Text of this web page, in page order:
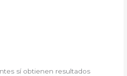
sí obtienen resultados